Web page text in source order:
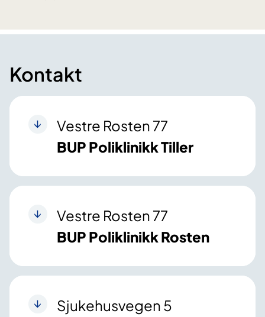
Kontakt
Vestre Rosten 77
BUP Poliklinikk Tiller
Vestre Rosten 77
BUP Poliklinikk Rosten
Sjukehusvegen 5